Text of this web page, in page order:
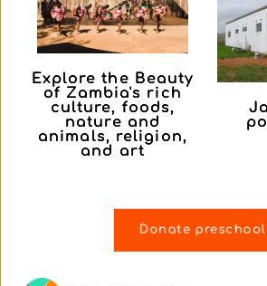
Explore the Beauty
of Zambia's rich
culture, foods,
nature and
animals, religion,
and art
Donate preschool